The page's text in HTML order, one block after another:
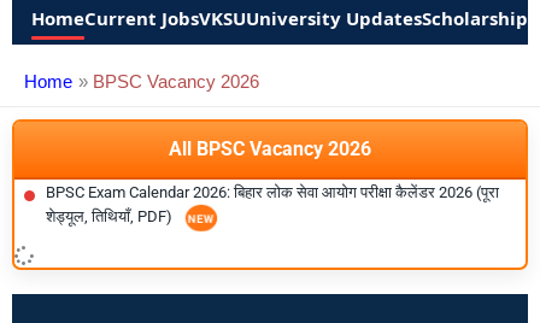
HomeCurrent JobsVKSUUniversity UpdatesScholarships
Home BPSC Vacancy 2026
All BPSC Vacancy 2026
BPSC Exam Calendar 2026: बिहार लोक सेवा आयोग परीक्षा कैलेंडर 2026 (पूरा
शेड्यूल, तिथियाँ, PDF)